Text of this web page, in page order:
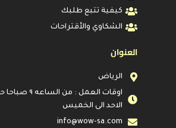
كيفية تتبع طلبك
الشكاوي والأقتراحات
العنوان
الرياض
الاحد الى الخميس
info@wow-sa.com